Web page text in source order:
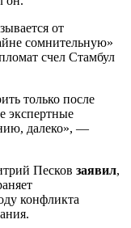
от
сомнительную»
счел Стамбул
только после
экспертные
далеко», —
Песков заявил,
конфликта